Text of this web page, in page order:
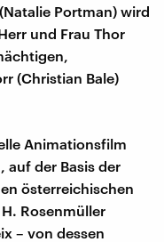
Portman) wird
und Frau Thor
(Christian Bale)
Animationsfilm
auf der Basis der
österreichischen
Rosenmüller
– von dessen